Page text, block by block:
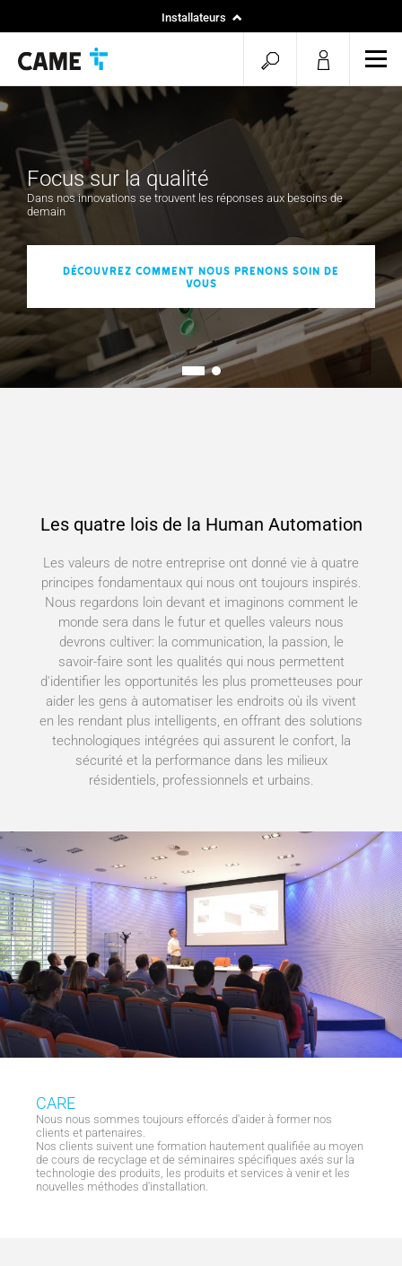
Installateurs
Commencer
la
recherche
le
Focus sur la qualité
Dans nos innovations se trouvent les réponses aux besoins de
demain
Découvrez comment nous prenons soin de
vous
Les quatre lois de la Human Automation
Les valeurs de notre entreprise ont donné vie à quatre
principes fondamentaux qui nous ont toujours inspirés.
Nous regardons loin devant et imaginons comment le
monde sera dans le futur et quelles valeurs nous
devrons cultiver: la communication, la passion, le
savoir-faire sont les qualités qui nous permettent
d'identifier les opportunités les plus prometteuses pour
aider les gens à automatiser les endroits où ils vivent
en les rendant plus intelligents, en offrant des solutions
technologiques intégrées qui assurent le confort, la
sécurité et la performance dans les milieux
résidentiels, professionnels et urbains.
CARE
Nous nous sommes toujours efforcés d'aider à former nos
clients et partenaires.
Nos clients suivent une formation hautement qualifiée au moyen
de cours de recyclage et de séminaires spécifiques axés sur la
technologie des produits, les produits et services à venir et les
nouvelles méthodes d'installation.